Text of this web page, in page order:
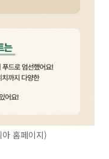
홈페이지)